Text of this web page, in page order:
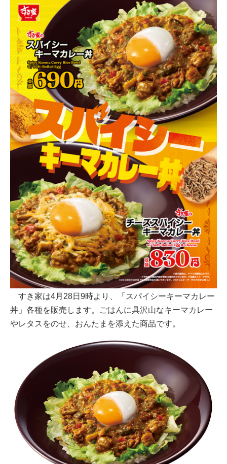
すき家は4月28日9時より、「スパイシーキーマカレー
丼」各種を販売します。ごはんに具沢山なキーマカレー
やレタスをのせ、おんたまを添えた商品です。